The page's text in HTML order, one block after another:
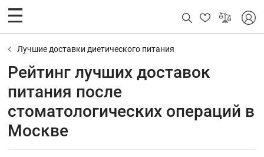
Лучшие доставки диетического питания
Рейтинг лучших доставок
питания после
стоматологических операций в
Москве